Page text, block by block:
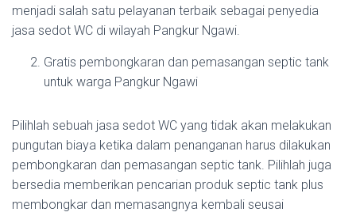
menjadi salah satu pelayanan terbaik sebagai penyedia
jasa sedot WC di wilayah Pangkur Ngawi.
Gratis pembongkaran dan pemasangan septic tank
untuk warga Pangkur Ngawi
Pilihlah sebuah jasa sedot WC yang tidak akan melakukan
pungutan biaya ketika dalam penanganan harus dilakukan
pembongkaran dan pemasangan septic tank. Pilihlah juga
bersedia memberikan pencarian produk septic tank plus
membongkar dan memasangnya kembali seusai